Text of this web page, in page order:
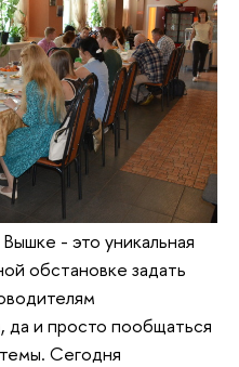
- это уникальная
обстановке задать
да и просто пообщаться
Сегодня